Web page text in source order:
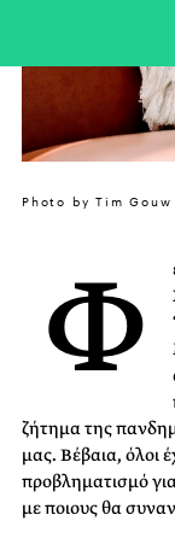
Photo by Tim
Φ
ζήτημα της
μας. Βέβαια, όλοι
προβληματισμό
με ποιους θα